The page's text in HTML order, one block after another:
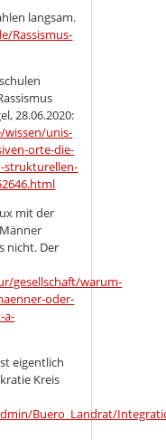
langsam.
Rassismus-
28.06.2020:
wissen/unis-
orte-die-
strukturellen-
mit der
nicht. Der
gesellschaft/warum-
oder-
a-
eigentlich
Kreis
Buero_Landrat/